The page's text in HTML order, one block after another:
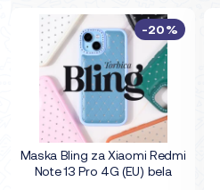
Maska Bling za Xiaomi Redmi
Note 13 Pro 4G (EU) bela
-20%